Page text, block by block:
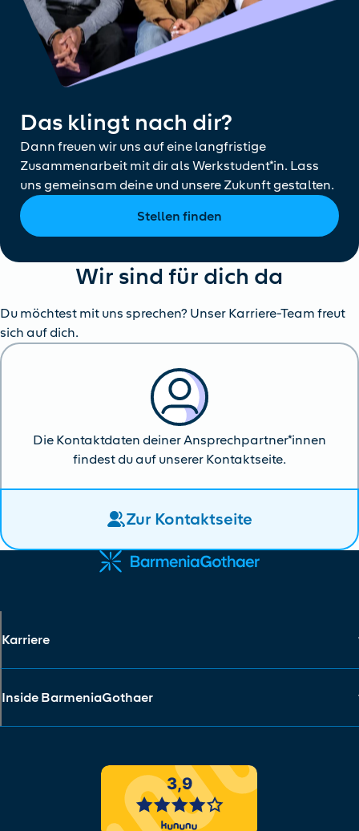
Das klingt nach dir?
Dann freuen wir uns auf eine langfristige
Zusammenarbeit mit dir als Werkstudent*in. Lass
uns gemeinsam deine und unsere Zukunft gestalten.
Stellen finden
Wir sind für dich da
Du möchtest mit uns sprechen? Unser Karriere-Team freut
sich auf dich.
Die Kontaktdaten deiner Ansprechpartner*innen
findest du auf unserer Kontaktseite.
Zur Kontaktseite
Karriere
Inside BarmeniaGothaer